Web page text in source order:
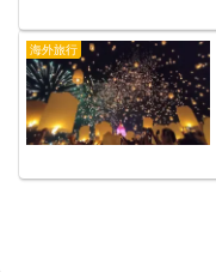
海外旅行